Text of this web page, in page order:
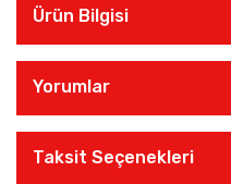
Ürün Bilgisi
Yorumlar
Taksit Seçenekleri